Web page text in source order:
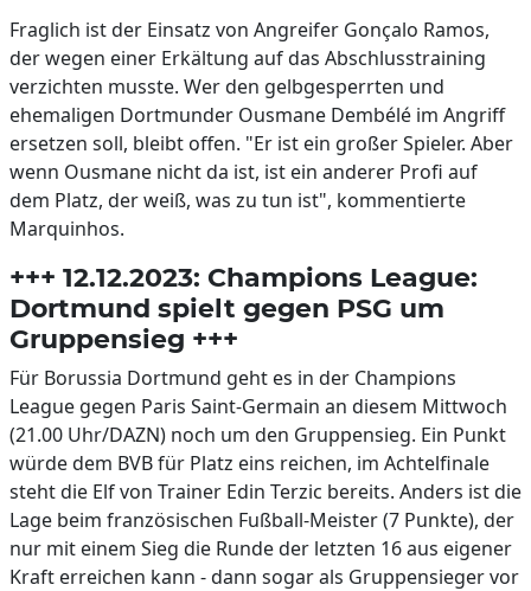
Fraglich ist der Einsatz von Angreifer Gonçalo Ramos,
der wegen einer Erkältung auf das Abschlusstraining
verzichten musste. Wer den gelbgesperrten und
ehemaligen Dortmunder Ousmane Dembélé im Angriff
ersetzen soll, bleibt offen. "Er ist ein großer Spieler. Aber
wenn Ousmane nicht da ist, ist ein anderer Profi auf
dem Platz, der weiß, was zu tun ist", kommentierte
Marquinhos.
+++ 12.12.2023: Champions League:
Dortmund spielt gegen PSG um
Gruppensieg +++
Für Borussia Dortmund geht es in der Champions
League gegen Paris Saint-Germain an diesem Mittwoch
(21.00 Uhr/DAZN) noch um den Gruppensieg. Ein Punkt
würde dem BVB für Platz eins reichen, im Achtelfinale
steht die Elf von Trainer Edin Terzic bereits. Anders ist die
Lage beim französischen Fußball-Meister (7 Punkte), der
nur mit einem Sieg die Runde der letzten 16 aus eigener
Kraft erreichen kann - dann sogar als Gruppensieger vor